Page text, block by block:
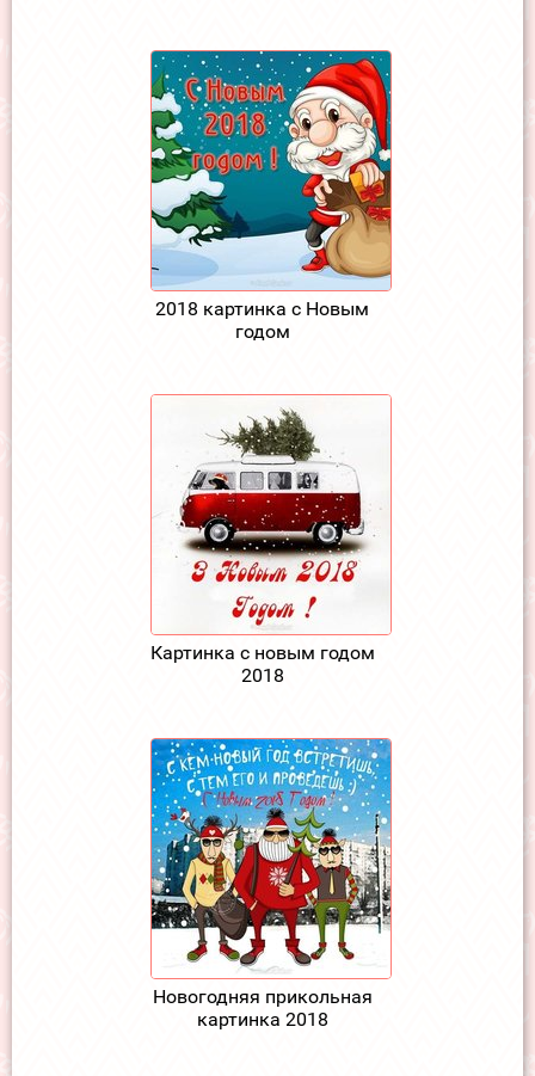
2018 картинка с Новым
годом
Картинка с новым годом
2018
Новогодняя прикольная
картинка 2018